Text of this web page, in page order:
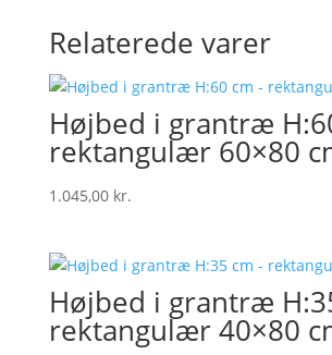
Relaterede varer
Højbed i grantræ
rektangulær 60×80
1.045,00 kr.
Højbed i grantræ
rektangulær 40×80